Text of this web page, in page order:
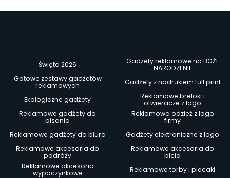
Święta 2026
Gadżety reklamowe na BOŻE
NARODZENIE
Gotowe zestawy gadżetów
reklamowych
Gadżety z nadrukiem full print
Ekologiczne gadżety
Reklamowe breloki i
otwieracze z logo
Reklamowe gadżety do
pisania
Reklamowa odzież z logo
firmy
Reklamowe gadżety do biura
Gadżety elektroniczne z logo
Reklamowe akcesoria do
podróży
Reklamowe akcesoria do
picia
Reklamowe akcesoria
wypoczynkowe
Reklamowe torby i plecaki